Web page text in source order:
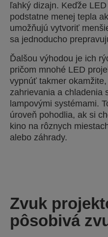
ľahký dizajn. Keďže
podstatne menej tepla
umožňujú vytvoriť
sa jednoducho
Ďalšou výhodou je ich
pričom mnohé LED
vypnúť takmer
zahrievania a chladenia
lampovými systémami.
úroveň pohodlia, ak si
kino na rôznych
alebo záhrady.
Zvuk
pôsobivá